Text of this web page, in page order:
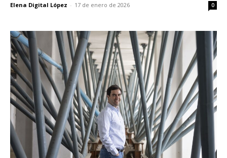
Elena Digital López - 17 de enero de 2026 0